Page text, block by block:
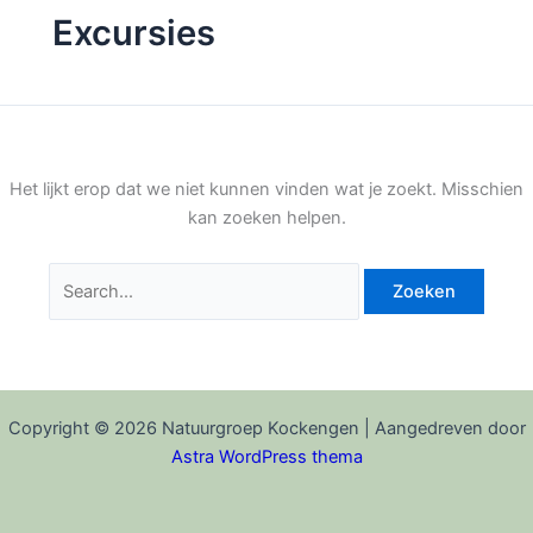
Excursies
Het lijkt erop dat we niet kunnen vinden wat je zoekt. Misschien
kan zoeken helpen.
naar:
Copyright © 2026 Natuurgroep Kockengen | Aangedreven door
Astra WordPress thema